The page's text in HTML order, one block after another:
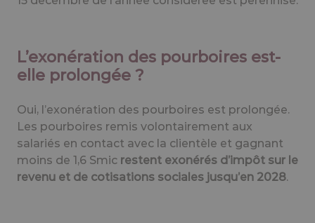
L’exonération des pourboires est-
elle prolongée ?
Oui, l’exonération des pourboires est prolongée.
Les pourboires remis volontairement aux
salariés en contact avec la clientèle et gagnant
moins de 1,6 Smic restent exonérés d’impôt sur le
revenu et de cotisations sociales jusqu’en 2028.